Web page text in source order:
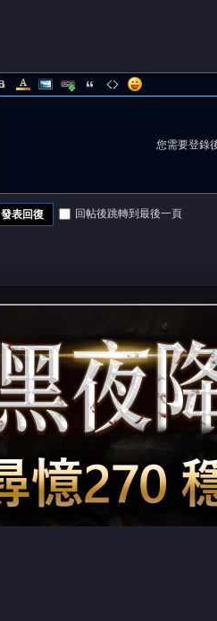
您需要登錄
發表回復 回帖後跳轉到最後一頁